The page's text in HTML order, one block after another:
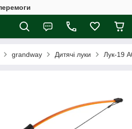
grandway Дитячі луки Лук-19